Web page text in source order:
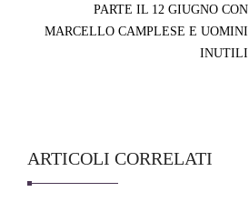
PARTE IL 12 GIUGNO CON
MARCELLO CAMPLESE E UOMINI
INUTILI
ARTICOLI CORRELATI